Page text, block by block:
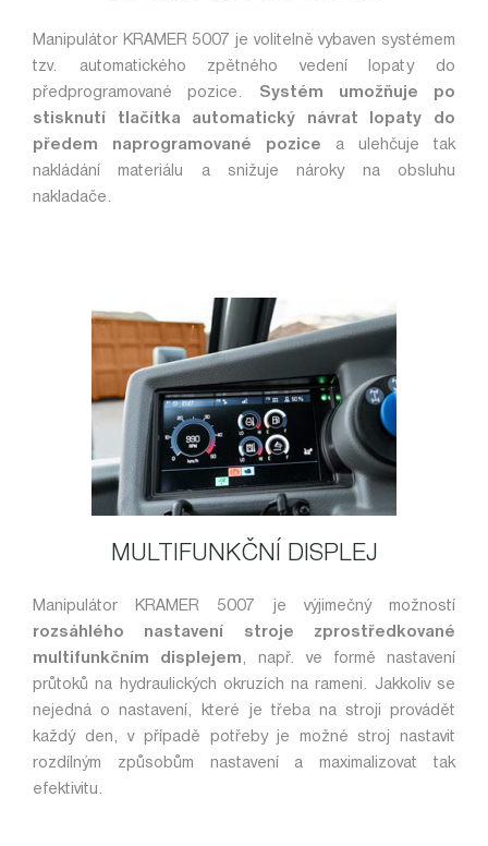
Manipulátor KRAMER 5007 je volitelně vybaven systémem
tzv. automatického zpětného vedení lopaty do
předprogramované pozice.
Systém umožňuje po
stisknutí tlačítka automatický návrat lopaty do
předem naprogramované pozice a ulehčuje tak
nakládání materiálu a snižuje nároky na obsluhu
nakladače.
MULTIFUNKČNÍ DISPLEJ
Manipulátor KRAMER 5007 je výjimečný možností
rozsáhlého nastavení stroje zprostředkované
multifunkčním displejem, např. ve formě nastavení
průtoků na hydraulických okruzích na rameni. Jakkoliv se
nejedná o nastavení, které je třeba na stroji provádět
každý den, v případě potřeby je možné stroj nastavit
rozdílným způsobům nastavení a maximalizovat tak
efektivitu.